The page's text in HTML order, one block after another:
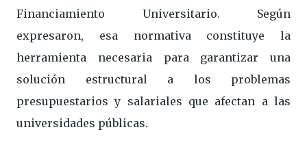
Financiamiento Universitario. Según
expresaron, esa normativa constituye la
herramienta necesaria para garantizar una
solución estructural a los problemas
presupuestarios y salariales que afectan a las
universidades públicas.